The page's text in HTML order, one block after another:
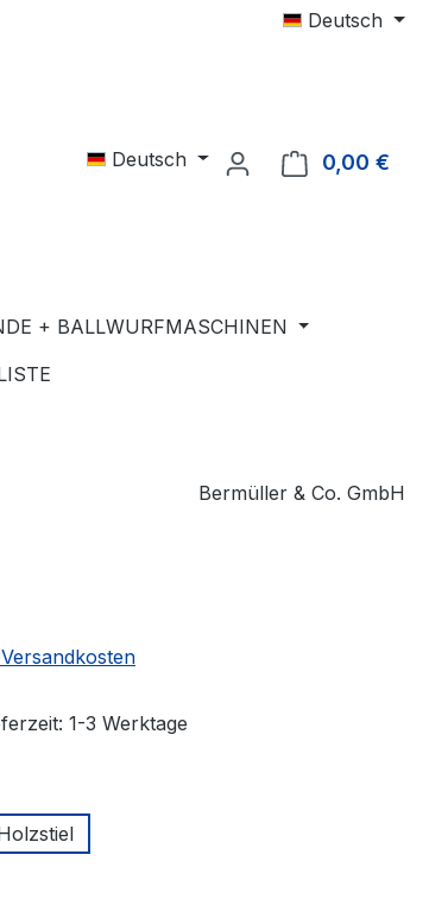
Deutsch
Deutsch 0,00 €
+ BALLWURFMASCHINEN
Bermüller & Co. GmbH
1-3 Werktage